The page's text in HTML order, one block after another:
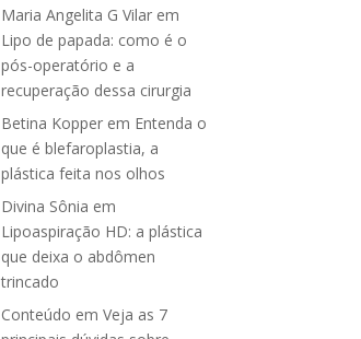
Maria Angelita G Vilar em
Lipo de papada: como é o
pós-operatório e a
recuperação dessa cirurgia
Betina Kopper em Entenda o
que é blefaroplastia, a
plástica feita nos olhos
Divina Sônia em
Lipoaspiração HD: a plástica
que deixa o abdômen
trincado
Conteúdo emVeja as 7